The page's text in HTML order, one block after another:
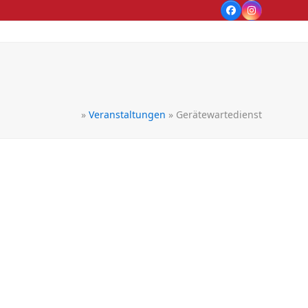
FacebookInstagram
» Veranstaltungen » Gerätewartedienst